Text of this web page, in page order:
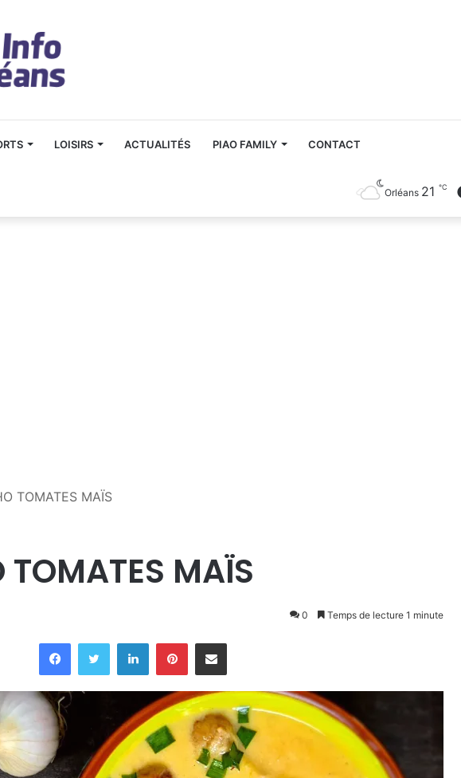
LOISIRS ACTUALITÉS PIAO FAMILY CONTACT
Orléans 21 ℃
TOMATES MAÏS
MAÏS
0 Temps de lecture 1 minute
FacebookTwitterLinkedinPinterestPartager par email